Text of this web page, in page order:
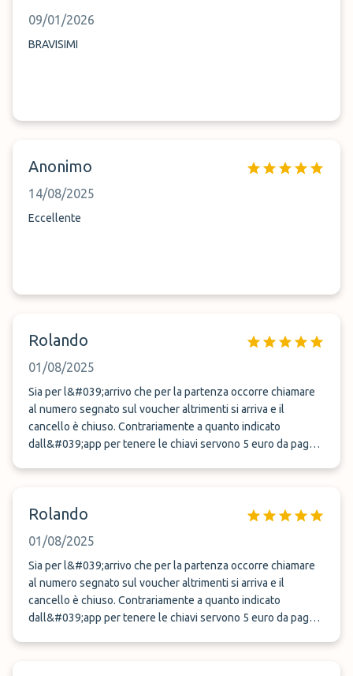
09/01/2026
BRAVISIMI
Anonimo
14/08/2025
Eccellente
Rolando
01/08/2025
Sia per l&#039;arrivo che per la partenza occorre chiamare
al numero segnato sul voucher altrimenti si arriva e il
cancello è chiuso. Contrariamente a quanto indicato
dall&#039;app per tenere le chiavi servono 5 euro da pagare
Ovviamente il parcheggio è scoperto pertanto al ritiro la
abbastanza bene.
Rolando
01/08/2025
Sia per l&#039;arrivo che per la partenza occorre chiamare
al numero segnato sul voucher altrimenti si arriva e il
cancello è chiuso. Contrariamente a quanto indicato
dall&#039;app per tenere le chiavi servono 5 euro da pagare